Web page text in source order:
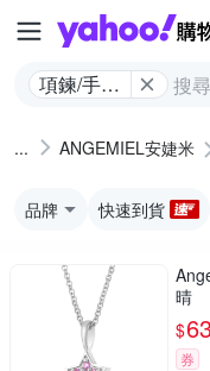
項鍊/手鍊/
ANGEMIEL安婕米
品牌 快速到貨
晴
$
券